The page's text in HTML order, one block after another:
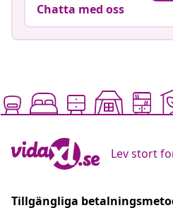
Chatta med oss
Lev stort
Tillgängliga